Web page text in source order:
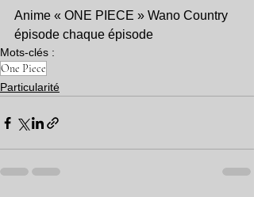
Anime « ONE PIECE » Wano Country
épisode chaque épisode
Mots-clés :
One Piece
Particularité